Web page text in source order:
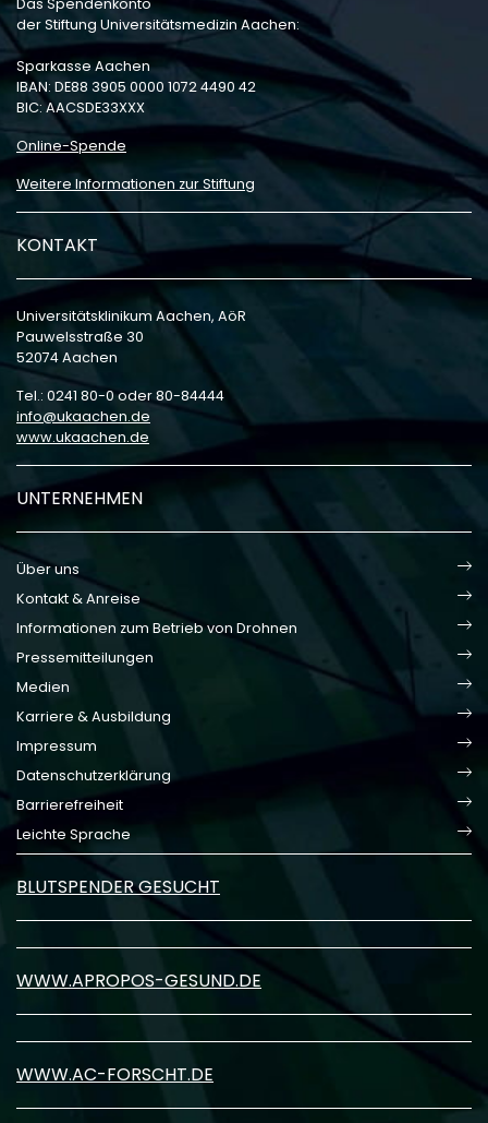
Das Spendenkonto
der Stiftung Universitätsmedizin Aachen:
Sparkasse Aachen
IBAN: DE88 3905 0000 1072 4490 42
BIC: AACSDE33XXX
Online-Spende
Weitere Informationen zur Stiftung
KONTAKT
Universitätsklinikum Aachen, AöR
Pauwelsstraße 30
52074 Aachen
Tel.: 0241 80-0 oder 80-84444
info
ukaachen de
www.ukaachen.de
UNTERNEHMEN
Über uns
Kontakt & Anreise
Informationen zum Betrieb von Drohnen
Pressemitteilungen
Medien
Karriere & Ausbildung
Impressum
Datenschutzerklärung
Barrierefreiheit
Leichte Sprache
BLUTSPENDER GESUCHT
WWW.APROPOS-GESUND.DE
WWW.AC-FORSCHT.DE